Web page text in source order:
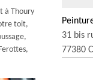
à Thoury
toit,
31 bis
77380